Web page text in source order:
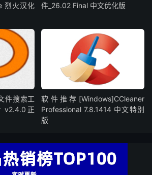
烈火汉化
件_26.02 Final 中文优化版
件搜索工
v2.4.0正
软件推荐[Windows]CCleaner
Professional 7.8.1414 中文特别
版